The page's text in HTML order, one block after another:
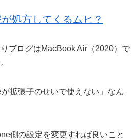
処方してくるムヒ？
ブログはMacBook Air（2020）で
が拡張子のせいで使えない」なん
側の設定を変更すれば良いこと